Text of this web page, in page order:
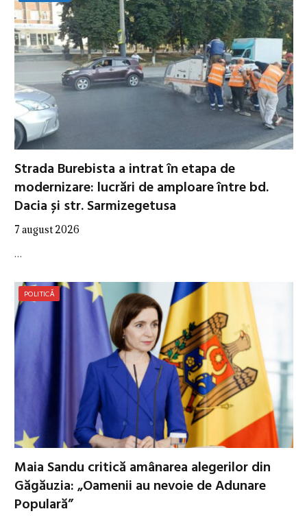
Strada Burebista a intrat în etapa de
modernizare: lucrări de amploare între bd.
Dacia și str. Sarmizegetusa
7 august 2026
…
POLITICĂ
Maia Sandu critică amânarea alegerilor din
Găgăuzia: „Oamenii au nevoie de Adunare
Populară”